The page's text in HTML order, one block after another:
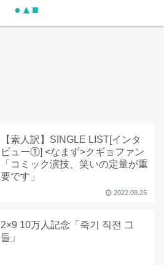
●▲■
【素人訳】SINGLE LIST[インタ
ビュー①] <なまず>クギョファン
「コミック演技、笑いの定量が重
要です」
2022.08.25
2×9 10万人記念「죽기 직전 그
들」